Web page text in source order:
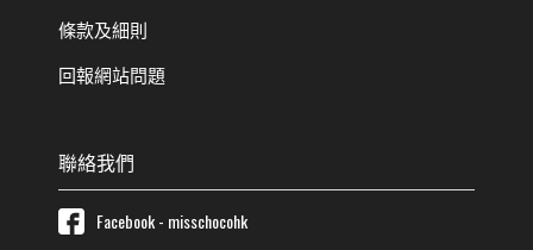
條款及細則
回報網站問題
聯絡我們
Facebook - misschocohk